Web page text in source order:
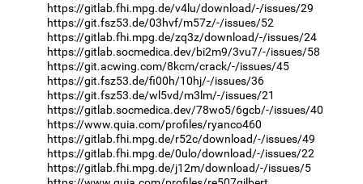
https://gitlab.fhi.mpg.de/v4lu/download/-/issues/29
https://git.fsz53.de/03hvf/m57z/-/issues/52
https://gitlab.fhi.mpg.de/zq3z/download/-/issues/24
https://gitlab.socmedica.dev/bi2m9/3vu7/-/issues/58
https://git.acwing.com/8kcm/crack/-/issues/45
https://git.fsz53.de/fi00h/10hj/-/issues/36
https://git.fsz53.de/wl5vd/m3lm/-/issues/21
https://gitlab.socmedica.dev/78wo5/6gcb/-/issues/40
https://www.quia.com/profiles/ryanco460
https://gitlab.fhi.mpg.de/r52c/download/-/issues/49
https://gitlab.fhi.mpg.de/0ulo/download/-/issues/22
https://gitlab.fhi.mpg.de/j12m/download/-/issues/5